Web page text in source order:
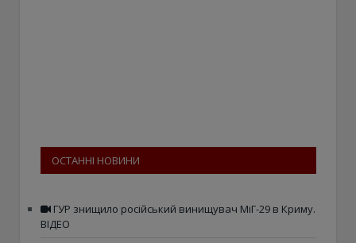
ОСТАННІ НОВИНИ
ГУР знищило російський винищувач МіГ-29 в Криму.
ВІДЕО